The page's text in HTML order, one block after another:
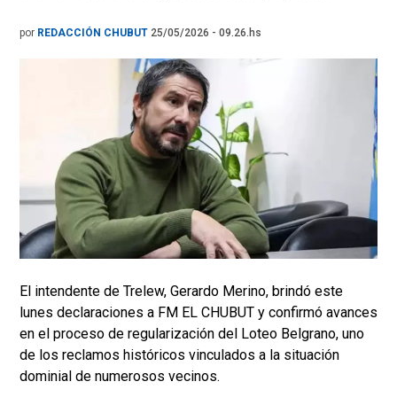
por REDACCIÓN CHUBUT 25/05/2026 - 09.26.hs
El intendente de Trelew, Gerardo Merino, brindó este
lunes declaraciones a FM EL CHUBUT y confirmó avances
en el proceso de regularización del Loteo Belgrano, uno
de los reclamos históricos vinculados a la situación
dominial de numerosos vecinos.